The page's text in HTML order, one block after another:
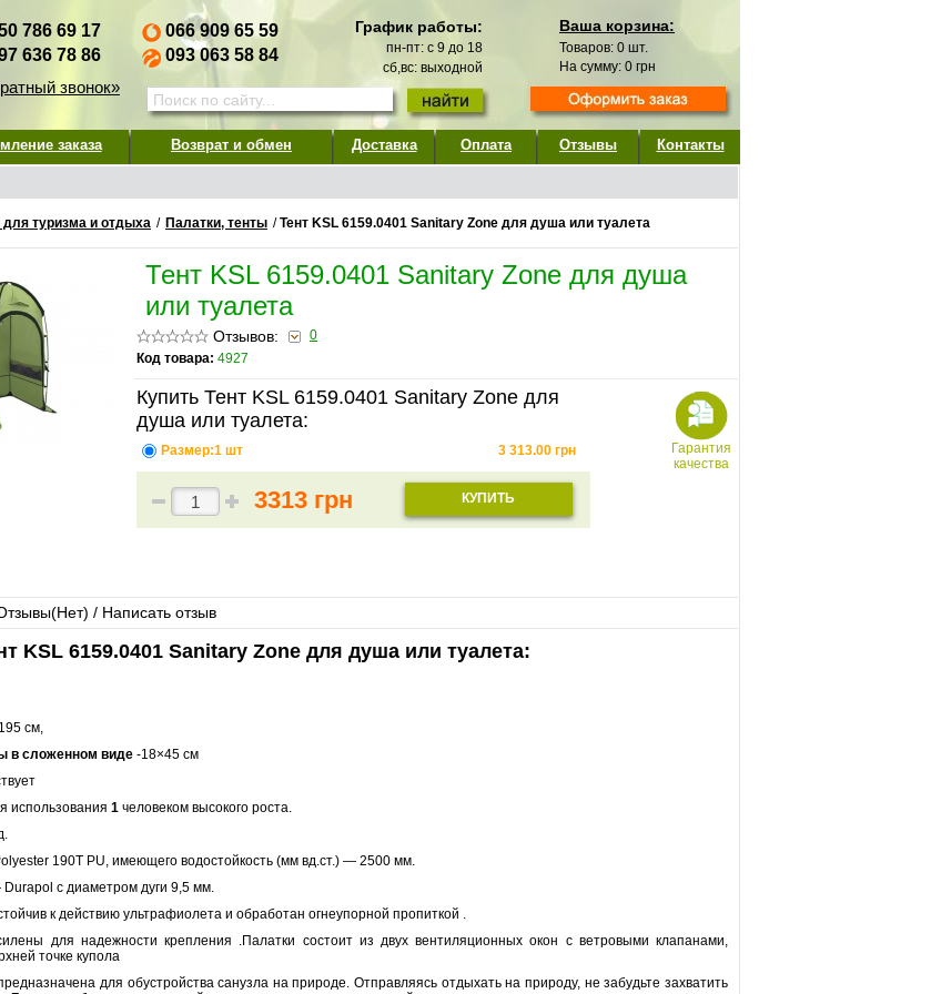
786 69 17
636 78 86
звонок»
066 909 65 59
093 063 58 84
График работы:
пн-пт: с 9 до 18
сб,вс: выходной
Ваша корзина:
Товаров: 0 шт.
На сумму: 0 грн
заказа Возврат и обмен Доставка Оплата Отзывы Контакты
туризма и отдыха / Палатки, тенты /Тент KSL 6159.0401 Sanitary Zone для душа или туалета
Тент KSL 6159.0401 Sanitary Zone для душа
или туалета
Отзывов:
0
Код товара: 4927
Купить Тент KSL 6159.0401 Sanitary Zone для
душа или туалета:
Размер:1 шт 3 313.00 грн
3313 грн КУПИТЬ
Гарантия
качества
Нет) / Написать отзыв
KSL 6159.0401 Sanitary Zone для душа или туалета:
см,
в сложенном виде -18×45 см
использования 1 человеком высокого роста.
190T PU, имеющего водостойкость (мм вд.ст.) — 2500 мм.
с диаметром дуги 9,5 мм.
к действию ультрафиолета и обработан огнеупорной пропиткой .
для надежности крепления .Палатки состоит из двух вентиляционных окон с ветровыми клапанами,
точке купола
для обустройства санузла на природе. Отправляясь отдыхать на природу, не забудьте захватить